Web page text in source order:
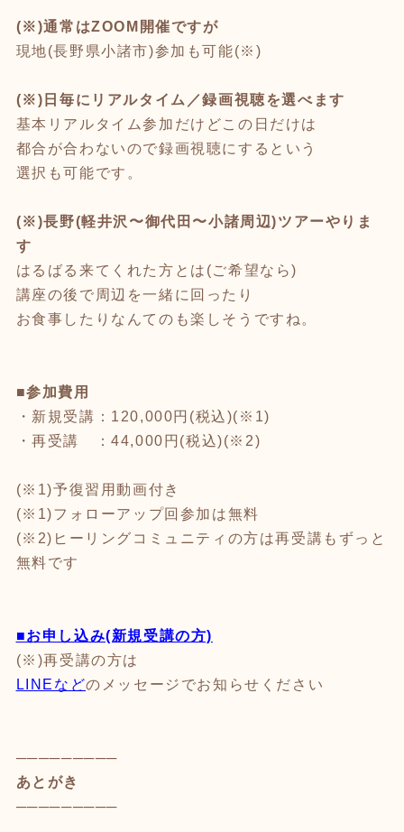
(※)通常はZOOM開催ですが
現地(長野県小諸市)参加も可能(※)
(※)日毎にリアルタイム／録画視聴を選べます
基本リアルタイム参加だけどこの日だけは
都合が合わないので録画視聴にするという
選択も可能です。
(※)長野(軽井沢〜御代田〜小諸周辺)ツアーやりま
す
はるばる来てくれた方とは(ご希望なら)
講座の後で周辺を一緒に回ったり
お食事したりなんてのも楽しそうですね。
■参加費用
・新規受講：120,000円(税込)(※1)
・再受講 ：44,000円(税込)(※2)
(※1)予復習用動画付き
(※1)フォローアップ回参加は無料
(※2)ヒーリングコミュニティの方は再受講もずっと
無料です
■お申し込み(新規受講の方)
(※)再受講の方は
LINEなどのメッセージでお知らせください
─────────
あとがき
─────────